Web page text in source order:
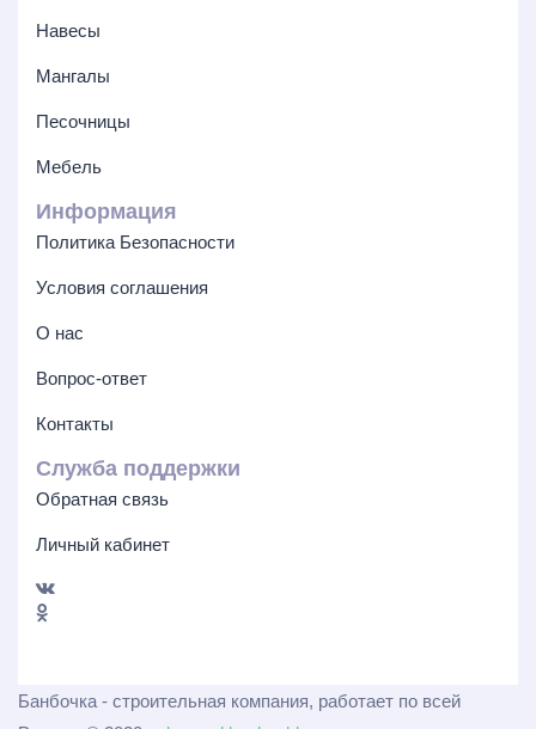
Навесы
Мангалы
Песочницы
Мебель
Информация
Политика Безопасности
Условия соглашения
О нас
Вопрос-ответ
Контакты
Служба поддержки
Обратная связь
Личный кабинет
Банбочка - строительная компания, работает по всей